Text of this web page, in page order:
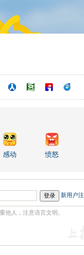
感动 愤怒
新用户